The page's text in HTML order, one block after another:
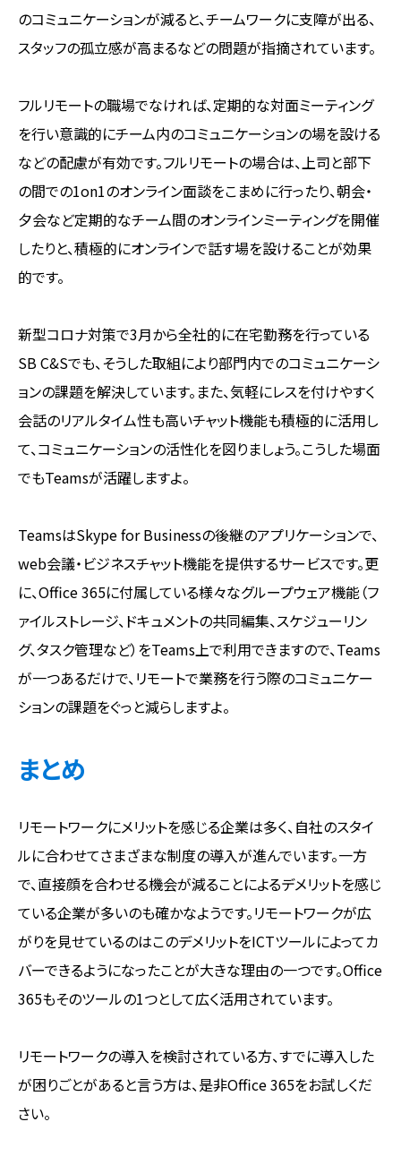
のコミュニケーションが減ると、チームワークに支障が出る、
スタッフの孤立感が高まるなどの問題が指摘されています。
フルリモートの職場でなければ、定期的な対面ミーティング
を行い意識的にチーム内のコミュニケーションの場を設ける
などの配慮が有効です。フルリモートの場合は、上司と部下
の間での1on1のオンライン面談をこまめに行ったり、朝会・
夕会など定期的なチーム間のオンラインミーティングを開催
したりと、積極的にオンラインで話す場を設けることが効果
的です。
新型コロナ対策で3月から全社的に在宅勤務を行っている
SB C&Sでも、そうした取組により部門内でのコミュニケーシ
ョンの課題を解決しています。また、気軽にレスを付けやすく
会話のリアルタイム性も高いチャット機能も積極的に活用し
て、コミュニケーションの活性化を図りましょう。こうした場面
でもTeamsが活躍しますよ。
TeamsはSkype for Businessの後継のアプリケーションで、
web会議・ビジネスチャット機能を提供するサービスです。更
に、Office 365に付属している様々なグループウェア機能（フ
ァイルストレージ、ドキュメントの共同編集、スケジューリン
グ、タスク管理など）をTeams上で利用できますので、Teams
が一つあるだけで、リモートで業務を行う際のコミュニケー
ションの課題をぐっと減らしますよ。
まとめ
リモートワークにメリットを感じる企業は多く、自社のスタイ
ルに合わせてさまざまな制度の導入が進んでいます。一方
で、直接顔を合わせる機会が減ることによるデメリットを感じ
ている企業が多いのも確かなようです。リモートワークが広
がりを見せているのはこのデメリットをICTツールによってカ
バーできるようになったことが大きな理由の一つです。Office
365もそのツールの1つとして広く活用されています。
リモートワークの導入を検討されている方、すでに導入した
が困りごとがあると言う方は、是非Office 365をお試しくだ
さい。